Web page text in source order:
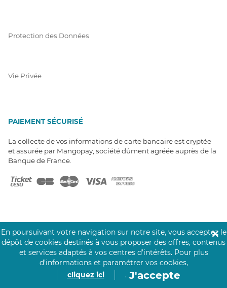
Protection des Données
Vie Privée
PAIEMENT SÉCURISÉ
La collecte de vos informations de carte bancaire est cryptée
et assurée par Mangopay, société dûment agréée auprès de la
Banque de France.
NOS PARTENAIRES
Click&Care est soutenu par les Groupes
Caisse des Dépôts et MAIF.
En poursuivant votre navigation sur notre site, vous acceptez le
dépôt de cookies destinés à vous proposer des offres, contenus
et services adaptés à vos centres d’intérêts. Pour plus
d’informations et paramétrer vos cookies,
cliquez ici
. J'accepte
✕